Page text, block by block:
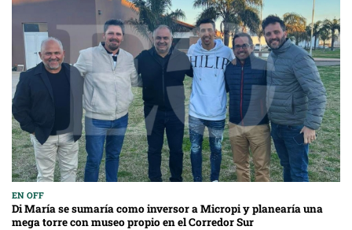
EN OFF
Di María se sumaría como inversor a Micropi y planearía una
mega torre con museo propio en el Corredor Sur